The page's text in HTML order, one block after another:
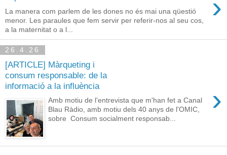
›
La manera com parlem de les dones no és mai una qüestió
menor. Les paraules que fem servir per referir-nos al seu cos,
a la maternitat o a l...
26.4.26
[ARTICLE] Màrqueting i
consum responsable: de la
informació a la influència
›
Amb motiu de l'entrevista que m'han fet a Canal
Blau Ràdio, amb motiu dels 40 anys de l'OMIC,
sobre Consum socialment responsab...